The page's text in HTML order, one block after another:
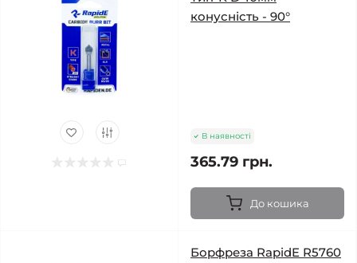
конусність - 90°
В наявності
365.79 грн.
До кошика
Борфреза RapidE R5760